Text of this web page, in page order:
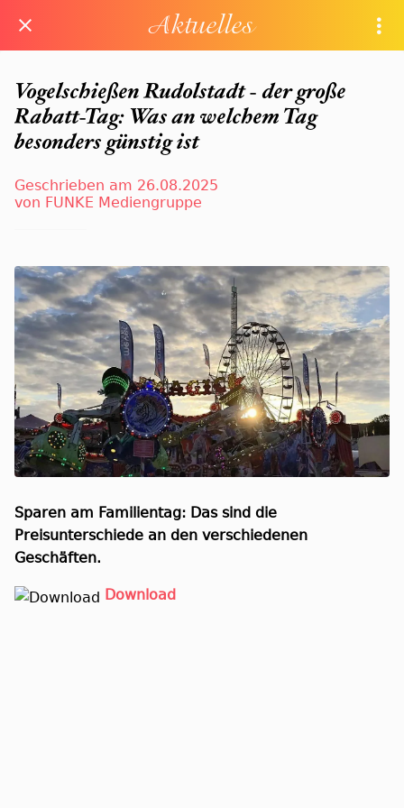
Aktuelles
Vogelschießen Rudolstadt - der große
Rabatt-Tag: Was an welchem Tag
besonders günstig ist
Geschrieben am 26.08.2025
von FUNKE Mediengruppe
Sparen am Familientag: Das sind die
Preisunterschiede an den verschiedenen
Geschäften.
Download